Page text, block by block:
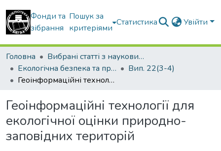
Фонди та
зібрання
Пошук за
критеріями
Статистика Увійти
Головна
Вибрані статті з наукових збірників КНУБА
Екологічна безпека та природокористування
Вип. 22(3-4)
Геоінформаційні технології для екологічної оцінки природно-заповідних територій
Геоінформаційні технології для
екологічної оцінки природно-
заповідних територій